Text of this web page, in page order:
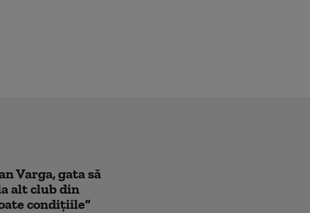
Varga, gata să
alt club din
condițiile”